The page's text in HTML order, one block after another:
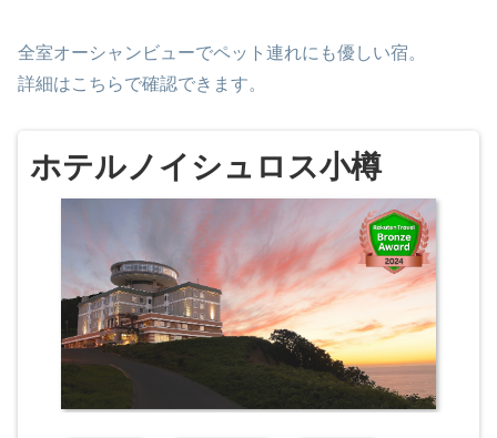
全室オーシャンビューでペット連れにも優しい宿。
詳細はこちらで確認できます。
ホテルノイシュロス小樽